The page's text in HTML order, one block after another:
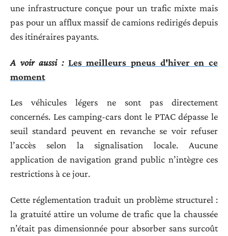
une infrastructure conçue pour un trafic mixte mais
pas pour un afflux massif de camions redirigés depuis
des itinéraires payants.
A voir aussi : Les meilleurs pneus d'hiver en ce
moment
Les véhicules légers ne sont pas directement
concernés. Les camping-cars dont le PTAC dépasse le
seuil standard peuvent en revanche se voir refuser
l’accès selon la signalisation locale. Aucune
application de navigation grand public n’intègre ces
restrictions à ce jour.
Cette réglementation traduit un problème structurel :
la gratuité attire un volume de trafic que la chaussée
n’était pas dimensionnée pour absorber sans surcoût